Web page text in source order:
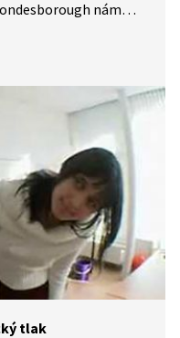
nám
vznášet
než vzduch.
tlak